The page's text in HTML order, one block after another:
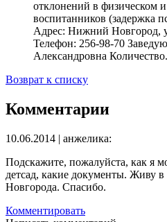
отклонений в физическом
воспитанников (задержка
Адрес: Нижний Новгород,
Телефон: 256-98-70
Александровна
Возврат к списку
Комментарии
10.06.2014 | анжелика:
Подскажите, пожалуйста, как я
детсад, какие документы. Живу
Новгорода. Спасибо.
Комментировать